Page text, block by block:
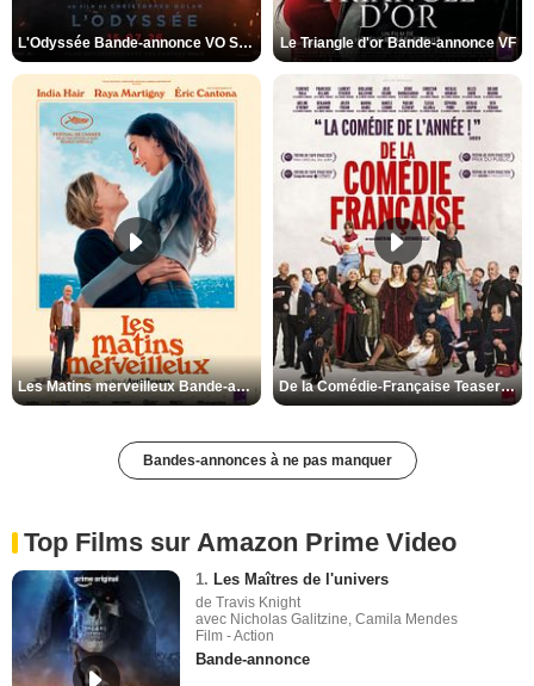
L'Odyssée Bande-annonce VO STFR Le Triangle d'or Bande-annonce VF
Les Matins merveilleux Bande-annonce VF De la Comédie-Française Teaser VF
Bandes-annonces à ne pas manquer
Top Films sur Amazon Prime Video
1. Les Maîtres de l'univers
de Travis Knight
avec Nicholas Galitzine, Camila Mendes
Film - Action
Bande-annonce